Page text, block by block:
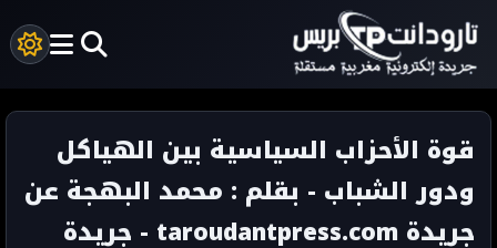
قوة الأحزاب السياسية بين الهياكل
ودور الشباب - بقلم : محمد البهجة عن
جريدة taroudantpress.com - جريدة